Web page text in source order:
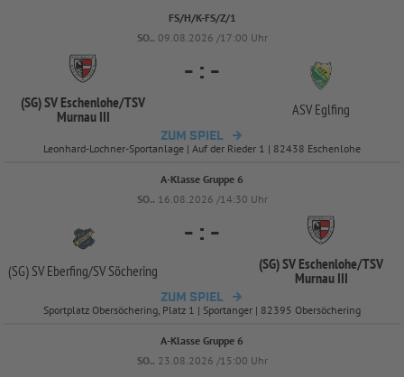
FS/H/K-FS/Z/1
SO.. 09.08.2026 /17:00 Uhr
(SG) SV Eschenlohe/TSV
Murnau III
- : -
ASV Eglfing
ZUM SPIEL
Leonhard-Lochner-Sportanlage | Auf der Rieder 1 | 82438 Eschenlohe
A-Klasse Gruppe 6
SO.. 16.08.2026 /14:30 Uhr
(SG) SV Eberfing/SV Söchering
- : -
(SG) SV Eschenlohe/TSV
Murnau III
ZUM SPIEL
Sportplatz Obersöchering, Platz 1 | Sportanger | 82395 Obersöchering
A-Klasse Gruppe 6
SO.. 23.08.2026 /15:00 Uhr